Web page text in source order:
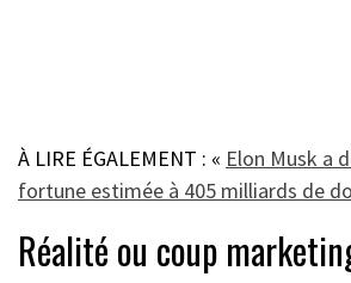
À LIRE ÉGALEMENT : « Elon Musk a
fortune estimée à 405 milliards de
Réalité ou coup